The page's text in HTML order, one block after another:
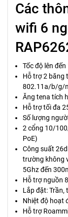
Các
wifi 6
Tốc độ lên
Hỗ trợ 2 băng
802.11a/b/g/
Ăng tena tích
Hỗ trợ tối đa
Số lượng
2 cổng 10/
PoE)
Công suất
trường không
5Ghz đến
Hỗ trợ nguồn
Lắp đặt: Trần,
Nhiệt độ hoạt
Hỗ trợ